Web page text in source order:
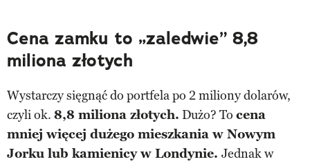
Cena zamku to „zaledwie” 8,8
miliona złotych
Wystarczy sięgnąć do portfela po 2 miliony dolarów,
czyli ok. 8,8 miliona złotych. Dużo? To cena
mniej więcej dużego mieszkania w Nowym
Jorku lub kamienicy w Londynie. Jednak w